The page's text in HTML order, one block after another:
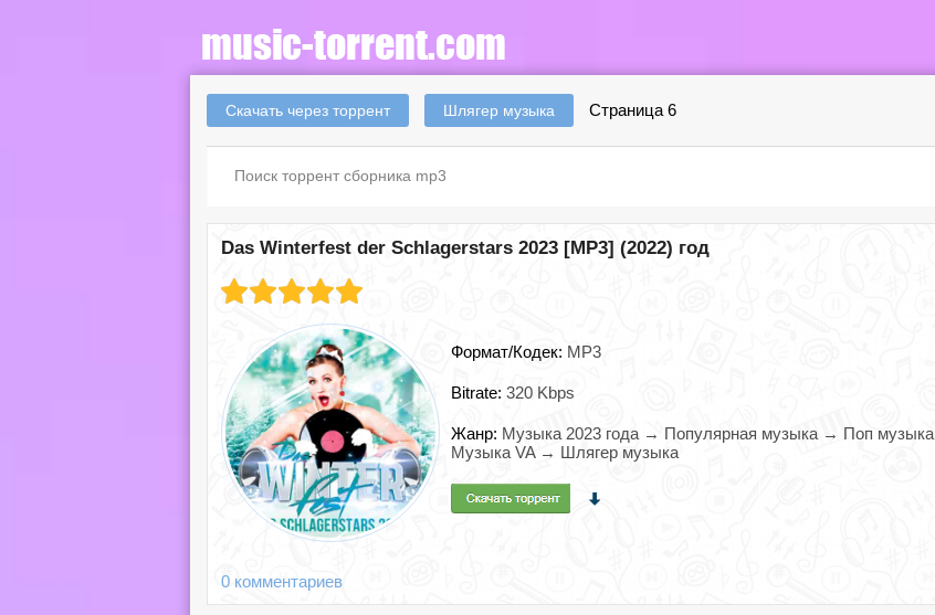
Скачать через торрент Шлягер музыка Страница 6
Das Winterfest der Schlagerstars 2023 [MP3] (2022) год
Формат/Кодек: MP3
Bitrate: 320 Kbps
Жанр: Музыка 2023 года → Популярная музыка → Поп
Музыка VA → Шлягер музыка
0 комментариев